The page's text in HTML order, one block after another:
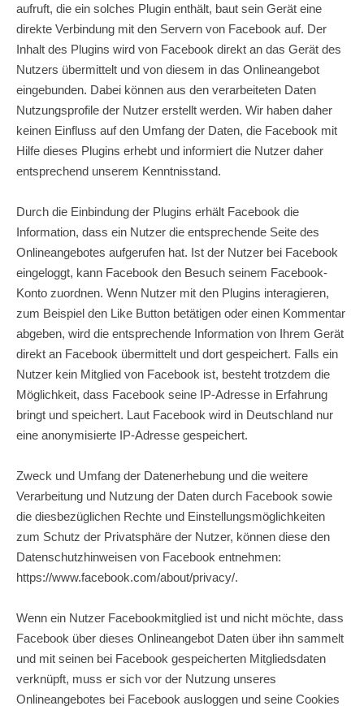
aufruft, die ein solches Plugin enthält, baut sein Gerät eine
direkte Verbindung mit den Servern von Facebook auf. Der
Inhalt des Plugins wird von Facebook direkt an das Gerät des
Nutzers übermittelt und von diesem in das Onlineangebot
eingebunden. Dabei können aus den verarbeiteten Daten
Nutzungsprofile der Nutzer erstellt werden. Wir haben daher
keinen Einfluss auf den Umfang der Daten, die Facebook mit
Hilfe dieses Plugins erhebt und informiert die Nutzer daher
entsprechend unserem Kenntnisstand.
Durch die Einbindung der Plugins erhält Facebook die
Information, dass ein Nutzer die entsprechende Seite des
Onlineangebotes aufgerufen hat. Ist der Nutzer bei Facebook
eingeloggt, kann Facebook den Besuch seinem Facebook-
Konto zuordnen. Wenn Nutzer mit den Plugins interagieren,
zum Beispiel den Like Button betätigen oder einen Kommentar
abgeben, wird die entsprechende Information von Ihrem Gerät
direkt an Facebook übermittelt und dort gespeichert. Falls ein
Nutzer kein Mitglied von Facebook ist, besteht trotzdem die
Möglichkeit, dass Facebook seine IP-Adresse in Erfahrung
bringt und speichert. Laut Facebook wird in Deutschland nur
eine anonymisierte IP-Adresse gespeichert.
Zweck und Umfang der Datenerhebung und die weitere
Verarbeitung und Nutzung der Daten durch Facebook sowie
die diesbezüglichen Rechte und Einstellungsmöglichkeiten
zum Schutz der Privatsphäre der Nutzer, können diese den
Datenschutzhinweisen von Facebook entnehmen:
https://www.facebook.com/about/privacy/.
Wenn ein Nutzer Facebookmitglied ist und nicht möchte, dass
Facebook über dieses Onlineangebot Daten über ihn sammelt
und mit seinen bei Facebook gespeicherten Mitgliedsdaten
verknüpft, muss er sich vor der Nutzung unseres
Onlineangebotes bei Facebook ausloggen und seine Cookies